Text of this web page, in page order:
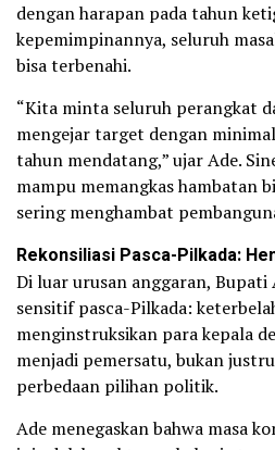
dengan harapan pada tahun
kepemimpinannya, seluruh
bisa terbenahi.
“Kita minta seluruh perangkat
mengejar target dengan
tahun mendatang,” ujar Ade.
mampu memangkas hambatan
sering menghambat
Rekonsiliasi Pasca-Pilkada:
Di luar urusan anggaran,
sensitif pasca-Pilkada:
menginstruksikan para kepala
menjadi pemersatu, bukan
perbedaan pilihan politik.
Ade menegaskan bahwa masa